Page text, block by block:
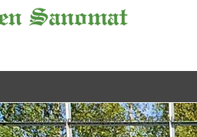
» Taivalkosken Sanomat Ke 8.5.2024 Nro